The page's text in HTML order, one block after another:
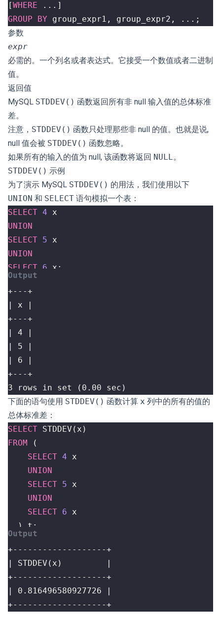
[WHERE
...]
GROUP
BY group_expr1 , group_expr2 ,
...;
参数
expr
必需的。一个列名或者表达式。它接受一个数值或者二进制
值。
返回值
MySQL STDDEV() 函数返回所有非 null 输入值的总体标准
差。
注意， STDDEV() 函数只处理那些非 null 的值。也就是说,
null 值会被 STDDEV() 函数忽略。
如果所有的输入的值为 null, 该函数将返回 NULL。
STDDEV() 示例
为了演示 MySQL STDDEV() 的用法，我们使用以下
UNION 和 SELECT 语句模拟一个表：
SELECT 4
x
UNION
SELECT 5
x
UNION
SELECT 6 x ;
3 rows in set (0.00 sec)
下面的语句使用 STDDEV() 函数计算 x 列中的所有的值的
总体标准差：
SELECT STDDEV ( x )
FROM
(
SELECT 4
x
UNION
SELECT 5
x
UNION
SELECT 6
x
)
t ;
+-------------------+